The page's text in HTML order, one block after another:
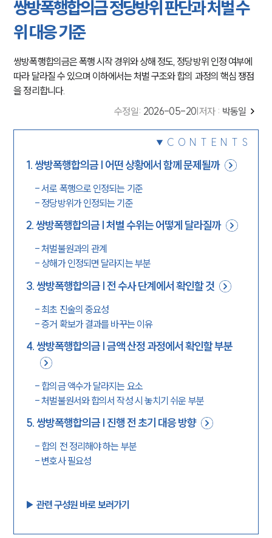
쌍방폭행합의금 정당방위 판단과 처벌 수
위 대응 기준
쌍방폭행합의금은 폭행 시작 경위와 상해 정도, 정당방위 인정 여부에
따라 달라질 수 있으며 이하에서는 처벌 구조와 합의 과정의 핵심 쟁점
을 정리합니다.
수정일: 2026-05-20 저자 : 박동일
CONTENTS
1.쌍방폭행합의금 | 어떤 상황에서 함께 문제될까
-서로 폭행으로 인정되는 기준
- 정당방위가 인정되는 기준
2.쌍방폭행합의금 | 처벌 수위는 어떻게 달라질까
-처벌불원과의 관계
- 상해가 인정되면 달라지는 부분
3.쌍방폭행합의금 | 전 수사 단계에서 확인할 것
- 최초 진술의 중요성
-증거 확보가 결과를 바꾸는 이유
4.쌍방폭행합의금 | 금액 산정 과정에서 확인할 부분
- 합의금 액수가 달라지는 요소
-처벌불원서와 합의서 작성 시 놓치기 쉬운 부분
5.쌍방폭행합의금 | 진행 전 초기 대응 방향
- 합의 전 정리해야 하는 부분
- 변호사 필요성
▶︎ 관련 구성원 바로 보러가기